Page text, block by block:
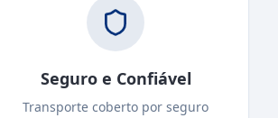
Seguro e Confiável
Transporte coberto por seguro